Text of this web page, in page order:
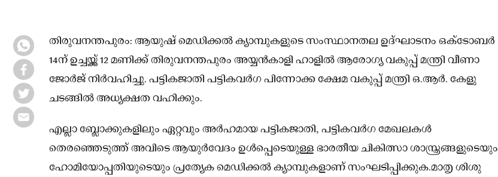
തിരുവനന്തപുരം: ആയുഷ് മെഡിക്കല്‍ ക്യാമ്പുകളുടെ സംസ്ഥാനതല ഉദ്ഘാടനം ഒക്‌ടോബര്‍
14ന് ഉച്ചയ്ക്ക് 12 മണിക്ക് തിരുവനന്തപുരം അയ്യന്‍കാളി ഹാളില്‍ ആരോഗ്യ വകുപ്പ് മന്ത്രി വീണാ
ജോര്‍ജ് നിര്‍വഹിച്ചു. പട്ടികജാതി പട്ടികവര്‍ഗ പിന്നോക്ക ക്ഷേമ വകുപ്പ് മന്ത്രി ഒ.ആര്‍. കേളു
ചടങ്ങില്‍ അധ്യക്ഷത വഹിക്കും.
എല്ലാ ബ്ലോക്കുകളിലും ഏറ്റവും അര്‍ഹമായ പട്ടികജാതി, പട്ടികവര്‍ഗ മേഖലകള്‍
തെരഞ്ഞെടുത്ത് അവിടെ ആയുര്‍വേദം ഉള്‍പ്പെടെയുള്ള ഭാരതീയ ചികിത്സാ ശാസ്ത്രങ്ങളുടെയും
ഹോമിയോപ്പതിയുടെയും പ്രത്യേക മെഡിക്കല്‍ ക്യാമ്പുകളാണ് സംഘടിപ്പിക്കുക.മാതൃ ശിശു